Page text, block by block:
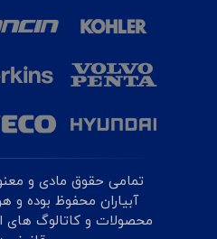
تمامی حقوق مادی و
آبیاران محفوظ بوده و
محصولات و کاتالوگ های